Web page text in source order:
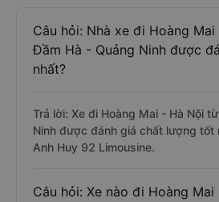
Câu hỏi: Nhà xe đi Hoàng
Đầm Hà - Quảng Ninh được
nhất?
Trả lời: Xe đi Hoàng Mai - Hà Nội
Ninh được đánh giá chất lượng tốt
Anh Huy 92 Limousine.
Câu hỏi: Xe nào đi Hoàng